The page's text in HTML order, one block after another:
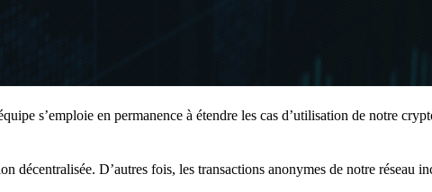
s’emploie en permanence à étendre les cas d’utilisation de notre
décentralisée. D’autres fois, les transactions anonymes de notre réseau